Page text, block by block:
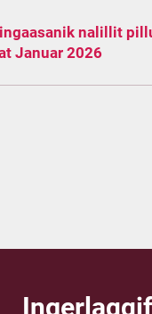
nalillit
Januar 2026